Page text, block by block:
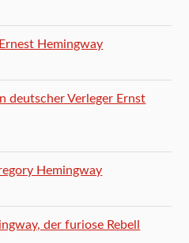
Hemingway
deutscher Verleger Ernst
Hemingway
der furiose Rebell